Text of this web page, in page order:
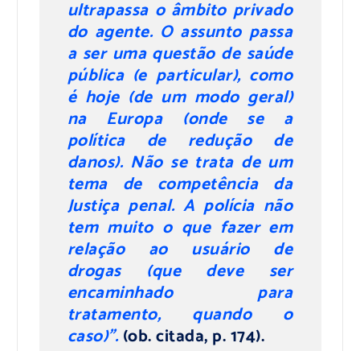
ultrapassa o âmbito privado
do agente. O assunto passa
a ser uma questão de saúde
pública (e particular), como
é hoje (de um modo geral)
na Europa (onde se a
política de redução de
danos). Não se trata de um
tema de competência da
Justiça penal. A polícia não
tem muito o que fazer em
relação ao usuário de
drogas (que deve ser
encaminhado para
tratamento, quando o
caso)”. (ob. citada, p. 174).